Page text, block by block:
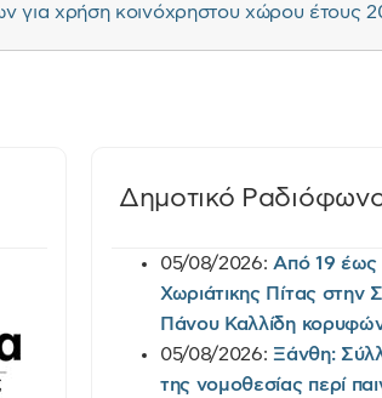
για χρήση κοινόχρηστου χώρου έτους
Δημοτικό
05/08/2026: Από 19 έως
Χωριάτικης Πίτας στην
Πάνου Καλλίδη
05/08/2026: Ξάνθη:
της νομοθεσίας περί